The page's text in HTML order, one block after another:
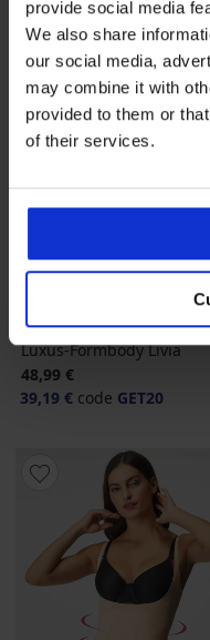
provide social media
We also share
our social media,
may combine it with
provided to them or
of their services.
-20 % GET20
Luxus-Formbody Livia
48,99 €
39,19 € code GET20